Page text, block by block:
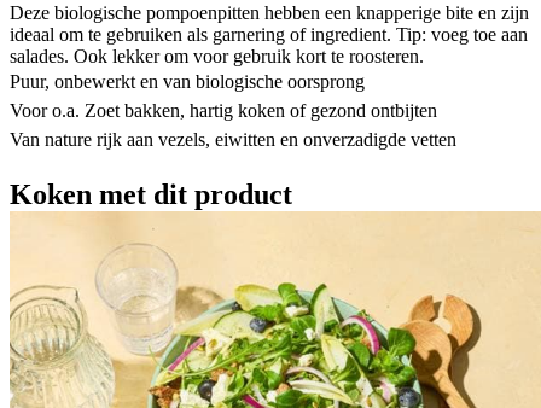
Deze biologische pompoenpitten hebben een knapperige bite en zijn
ideaal om te gebruiken als garnering of ingredient. Tip: voeg toe aan
salades. Ook lekker om voor gebruik kort te roosteren.
Puur, onbewerkt en van biologische oorsprong
Voor o.a. Zoet bakken, hartig koken of gezond ontbijten
Van nature rijk aan vezels, eiwitten en onverzadigde vetten
Koken met dit product